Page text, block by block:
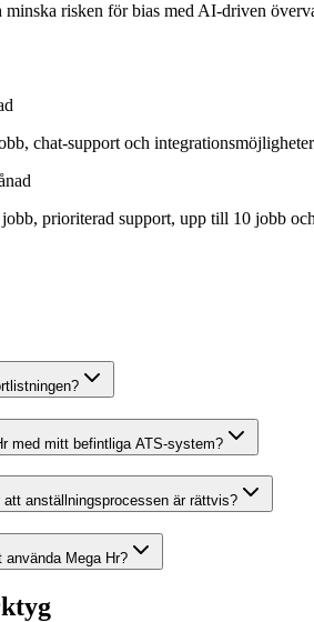
minska risken för bias med AI-driven
chat-support och
prioriterad support, upp till 10 jobb
med mitt befintliga ATS-system?
att anställningsprocessen är rättvis?
använda Mega Hr?